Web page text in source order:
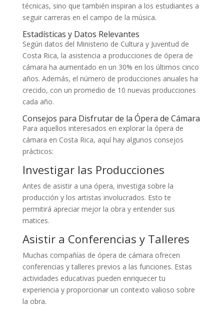
técnicas, sino que también inspiran a los estudiantes a
seguir carreras en el campo de la música.
Estadísticas y Datos Relevantes
Según datos del Ministerio de Cultura y Juventud de
Costa Rica, la asistencia a producciones de ópera de
cámara ha aumentado en un 30% en los últimos cinco
años. Además, el número de producciones anuales ha
crecido, con un promedio de 10 nuevas producciones
cada año.
Consejos para Disfrutar de la Ópera de Cámara
Para aquellos interesados en explorar la ópera de
cámara en Costa Rica, aquí hay algunos consejos
prácticos:
Investigar las Producciones
Antes de asistir a una ópera, investiga sobre la
producción y los artistas involucrados. Esto te
permitirá apreciar mejor la obra y entender sus
matices.
Asistir a Conferencias y Talleres
Muchas compañías de ópera de cámara ofrecen
conferencias y talleres previos a las funciones. Estas
actividades educativas pueden enriquecer tu
experiencia y proporcionar un contexto valioso sobre
la obra.